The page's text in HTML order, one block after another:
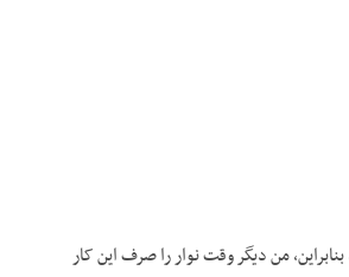
من دیگر وقت نوار را صرف این کار